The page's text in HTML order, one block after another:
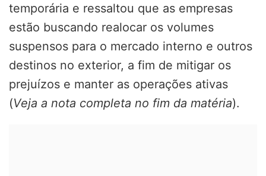
temporária e ressaltou que as empresas
estão buscando realocar os volumes
suspensos para o mercado interno e outros
destinos no exterior, a fim de mitigar os
prejuízos e manter as operações ativas
(Veja a nota completa no fim da matéria).